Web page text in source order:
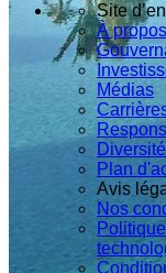
Site
À
Médias
Plan
Avis
Nos